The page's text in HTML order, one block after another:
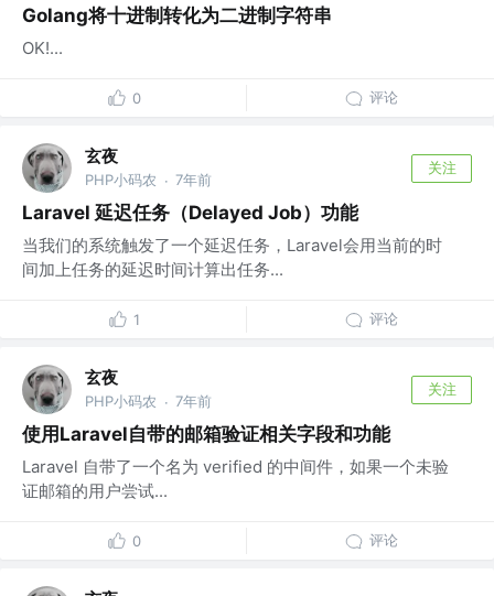
Golang将十进制转化为二进制字符串
OK!...
0 评论
玄夜
PHP小码农 · 7年前
关注
Laravel 延迟任务（Delayed Job）功能
当我们的系统触发了一个延迟任务，Laravel会用当前的时
间加上任务的延迟时间计算出任务...
1 评论
玄夜
PHP小码农 · 7年前
关注
使用Laravel自带的邮箱验证相关字段和功能
Laravel 自带了一个名为 verified 的中间件，如果一个未验
证邮箱的用户尝试...
0 评论